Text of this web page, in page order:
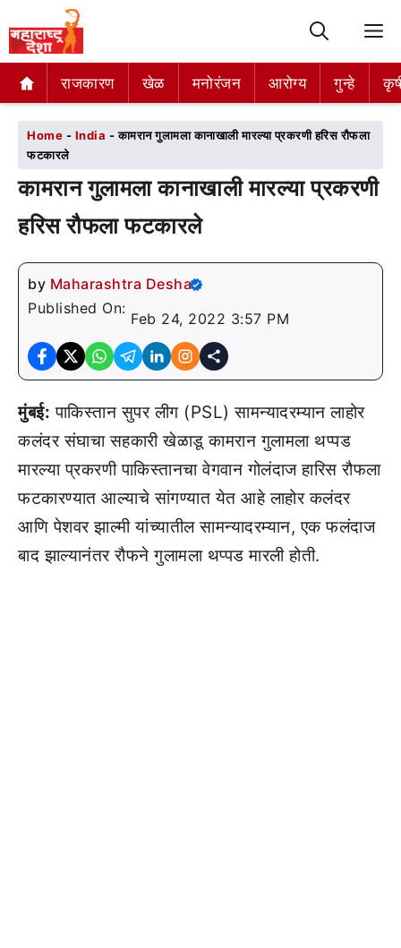
राजकारण खेळ मनोरंजन आरोग्य गुन्हे
राजकारण खेळ मनोरंजन आरोग्य गुन्हे
Home - India -कामरान गुलामला कानाखाली मारल्या प्रकरणी हरिस रौफला
फटकारले
कामरान गुलामला कानाखाली मारल्या प्रकरणी
हरिस रौफला फटकारले
by Maharashtra Desha
Published On:
Feb 24, 2022 3:57 PM
मुंबई: पाकिस्तान सुपर लीग (PSL) सामन्यादरम्यान लाहोर
कलंदर संघाचा सहकारी खेळाडू कामरान गुलामला थप्पड
मारल्या प्रकरणी पाकिस्तानचा वेगवान गोलंदाज हारिस रौफला
फटकारण्यात आल्याचे सांगण्यात येत आहे लाहोर कलंदर
आणि पेशवर झाल्मी यांच्यातील सामन्यादरम्यान, एक फलंदाज
बाद झाल्यानंतर रौफने गुलामला थप्पड मारली होती.